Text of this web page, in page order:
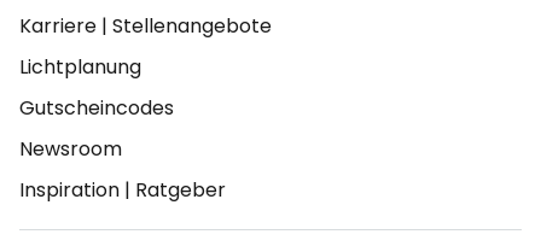
Karriere | Stellenangebote
Lichtplanung
Gutscheincodes
Newsroom
Inspiration | Ratgeber